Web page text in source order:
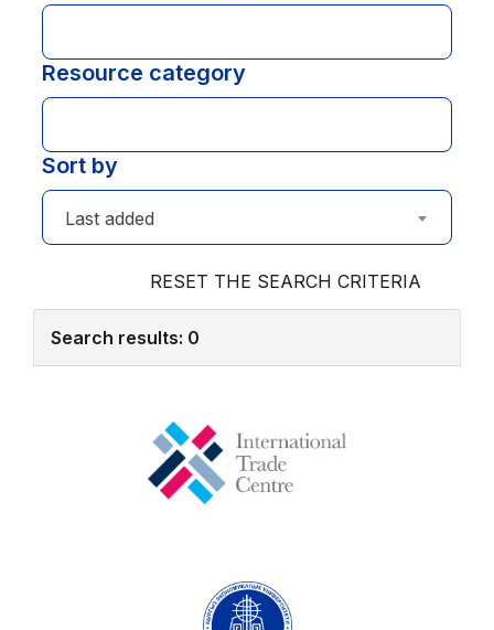
Resource category
Sort by
Last added
RESET THE SEARCH CRITERIA
Search results: 0